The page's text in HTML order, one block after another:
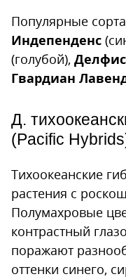
Популярные
Индепенденс
(голубой),
Гвардиан
Д.
(Pacific
Тихоокеанские
растения с
Полумахровые
контрастный
поражают
оттенки синего,